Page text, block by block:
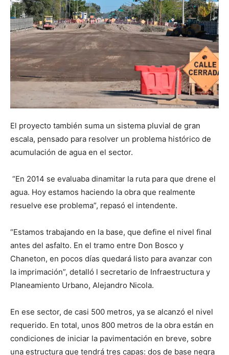
El proyecto también suma un sistema pluvial de gran
escala, pensado para resolver un problema histórico de
acumulación de agua en el sector.
“En 2014 se evaluaba dinamitar la ruta para que drene el
agua. Hoy estamos haciendo la obra que realmente
resuelve ese problema”, repasó el intendente.
“Estamos trabajando en la base, que define el nivel final
antes del asfalto. En el tramo entre Don Bosco y
Chaneton, en pocos días quedará listo para avanzar con
la imprimación”, detalló l secretario de Infraestructura y
Planeamiento Urbano, Alejandro Nicola.
En ese sector, de casi 500 metros, ya se alcanzó el nivel
requerido. En total, unos 800 metros de la obra están en
condiciones de iniciar la pavimentación en breve, sobre
una estructura que tendrá tres capas: dos de base negra